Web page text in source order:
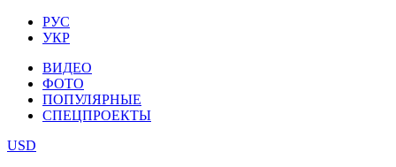
РУС
УКР
ВИДЕО
ФОТО
ПОПУЛЯРНЫЕ
СПЕЦПРОЕКТЫ
USD